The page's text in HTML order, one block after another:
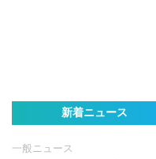
新着ニュース
一般ニュース